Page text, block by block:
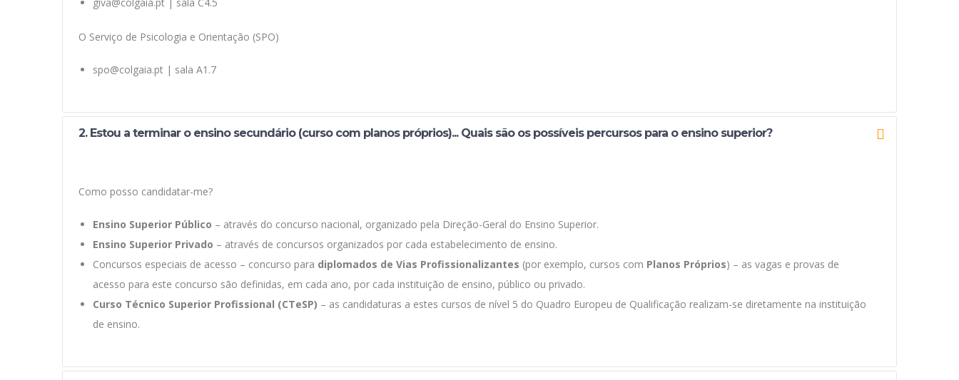
O Serviço de Psicologia e Orientação (SPO)
spo@colgaia.pt | sala A1.7
2. Estou a terminar o ensino secundário (curso com planos próprios)... Quais são os possíveis percursos para o ensino superior?
Como posso candidatar-me?
Ensino Superior Público – através do concurso nacional, organizado pela Direção-Geral do Ensino Superior.
Ensino Superior Privado – através de concursos organizados por cada estabelecimento de ensino.
Concursos especiais de acesso – concurso para diplomados de Vias Profissionalizantes (por exemplo, cursos com Planos Próprios) – as vagas e provas de
acesso para este concurso são definidas, em cada ano, por cada instituição de ensino, público ou privado.
Curso Técnico Superior Profissional (CTeSP) – as candidaturas a estes cursos de nível 5 do Quadro Europeu de Qualificação realizam-se diretamente na instituição
de ensino.